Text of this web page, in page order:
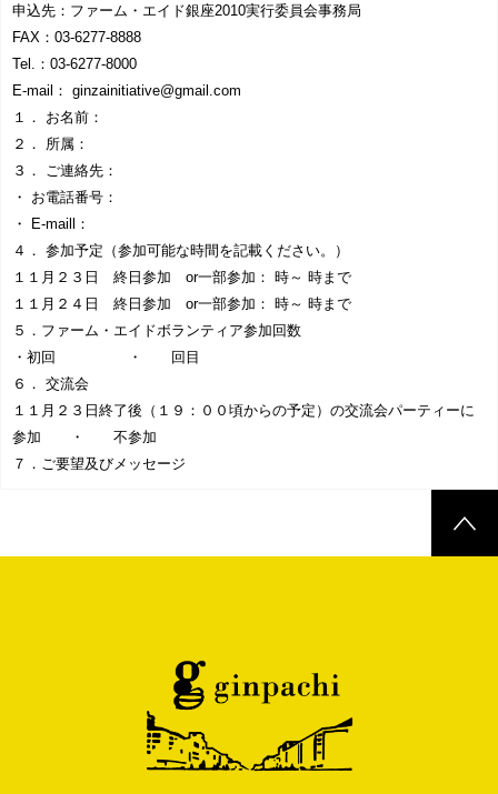
申込先：ファーム・エイド銀座2010実行委員会事務局
FAX：03-6277-8888
Tel.：03-6277-8000
E-mail： ginzainitiative@gmail.com
１． お名前：
２． 所属：
３． ご連絡先：
・ お電話番号：
・ E-maill：
４． 参加予定（参加可能な時間を記載ください。）
１１月２３日 終日参加 or一部参加： 時～ 時まで
１１月２４日 終日参加 or一部参加： 時～ 時まで
５．ファーム・エイドボランティア参加回数
・初回 ・ 回目
６． 交流会
１１月２３日終了後（１９：００頃からの予定）の交流会パーティーに
参加 ・ 不参加
７．ご要望及びメッセージ